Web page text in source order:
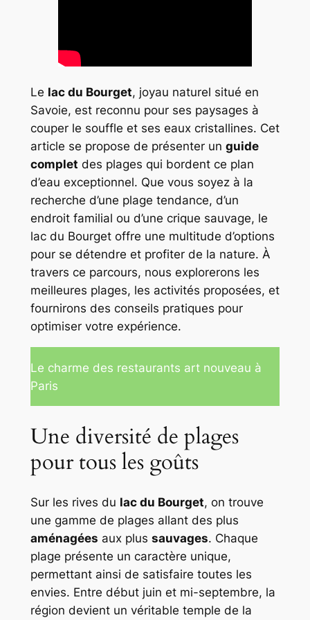
Le lac du Bourget, joyau naturel situé en
Savoie, est reconnu pour ses paysages à
couper le souffle et ses eaux cristallines. Cet
article se propose de présenter un guide
complet des plages qui bordent ce plan
d’eau exceptionnel. Que vous soyez à la
recherche d’une plage tendance, d’un
endroit familial ou d’une crique sauvage, le
lac du Bourget offre une multitude d’options
pour se détendre et profiter de la nature. À
travers ce parcours, nous explorerons les
meilleures plages, les activités proposées, et
fournirons des conseils pratiques pour
optimiser votre expérience.
Le charme des restaurants art nouveau à
Paris
Une diversité de plages
pour tous les goûts
Sur les rives du lac du Bourget, on trouve
une gamme de plages allant des plus
aménagées aux plus sauvages. Chaque
plage présente un caractère unique,
permettant ainsi de satisfaire toutes les
envies. Entre début juin et mi-septembre, la
région devient un véritable temple de la